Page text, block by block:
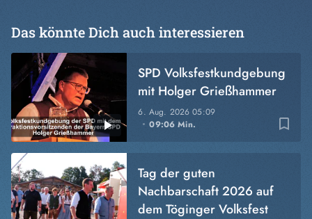
Das könnte Dich auch interessieren
bookmark_border
6. Aug. 202605:09
09:06 Min.
SPD Volksfestkundgebung
mit Holger Grießhammer
Tag der guten
Nachbarschaft 2026 auf
dem Töginger Volksfest